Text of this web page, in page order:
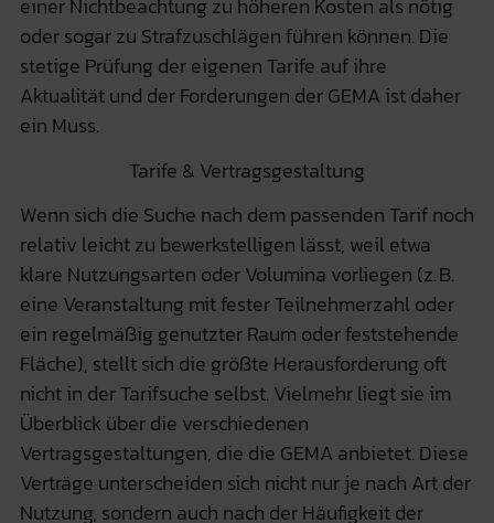
einer Nichtbeachtung zu höheren Kosten als nötig
oder sogar zu Strafzuschlägen führen können. Die
stetige Prüfung der eigenen Tarife auf ihre
Aktualität und der Forderungen der GEMA ist daher
ein Muss.
Tarife & Vertragsgestaltung
Wenn sich die Suche nach dem passenden Tarif noch
relativ leicht zu bewerkstelligen lässt, weil etwa
klare Nutzungsarten oder Volumina vorliegen (z. B.
eine Veranstaltung mit fester Teilnehmerzahl oder
ein regelmäßig genutzter Raum oder feststehende
Fläche), stellt sich die größte Herausforderung oft
nicht in der Tarifsuche selbst. Vielmehr liegt sie im
Überblick über die verschiedenen
Vertragsgestaltungen, die die GEMA anbietet. Diese
Verträge unterscheiden sich nicht nur je nach Art der
Nutzung, sondern auch nach der Häufigkeit der